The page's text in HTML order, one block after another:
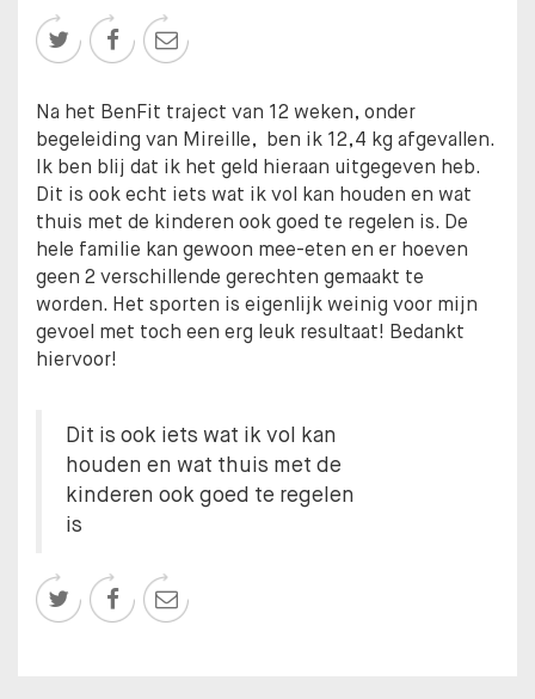
  
Na het BenFit traject van 12 weken, onder
begeleiding van Mireille, ben ik 12,4 kg afgevallen.
Ik ben blij dat ik het geld hieraan uitgegeven heb.
Dit is ook echt iets wat ik vol kan houden en wat
thuis met de kinderen ook goed te regelen is. De
hele familie kan gewoon mee-eten en er hoeven
geen 2 verschillende gerechten gemaakt te
worden. Het sporten is eigenlijk weinig voor mijn
gevoel met toch een erg leuk resultaat! Bedankt
hiervoor!
Dit is ook iets wat ik vol kan
houden en wat thuis met de
kinderen ook goed te regelen
is
  